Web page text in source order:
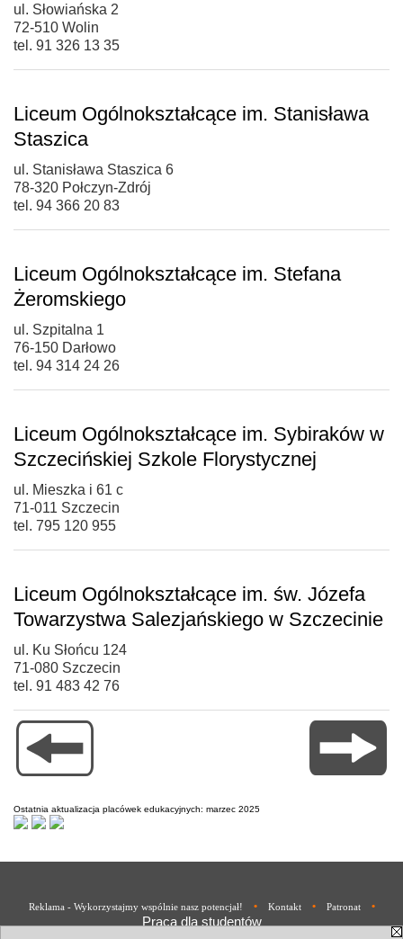
ul. Słowiańska 2
72-510 Wolin
tel. 91 326 13 35
Liceum Ogólnokształcące im. Stanisława
Staszica
ul. Stanisława Staszica 6
78-320 Połczyn-Zdrój
tel. 94 366 20 83
Liceum Ogólnokształcące im. Stefana
Żeromskiego
ul. Szpitalna 1
76-150 Darłowo
tel. 94 314 24 26
Liceum Ogólnokształcące im. Sybiraków w
Szczecińskiej Szkole Florystycznej
ul. Mieszka i 61 c
71-011 Szczecin
tel. 795 120 955
Liceum Ogólnokształcące im. św. Józefa
Towarzystwa Salezjańskiego w Szczecinie
ul. Ku Słońcu 124
71-080 Szczecin
tel. 91 483 42 76
Ostatnia aktualizacja placówek edukacyjnych: marzec 2025
Reklama - Wykorzystajmy wspólnie nasz potencjał! • Kontakt • Patronat •
Praca dla studentów